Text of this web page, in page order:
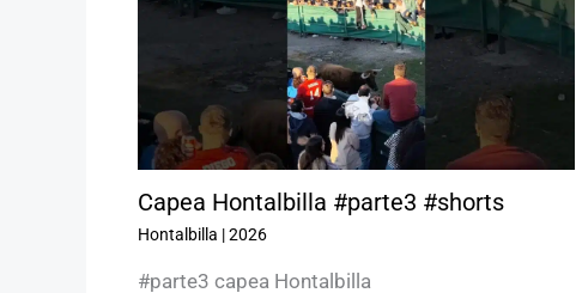
Capea Hontalbilla #parte3 #shorts
Hontalbilla |2026
#parte3 capea Hontalbilla